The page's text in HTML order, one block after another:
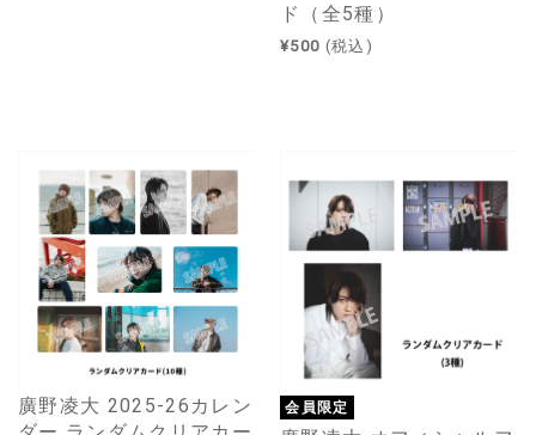
ド（全5種）
¥500 (税込)
廣野凌大 2025-26カレン
会員限定